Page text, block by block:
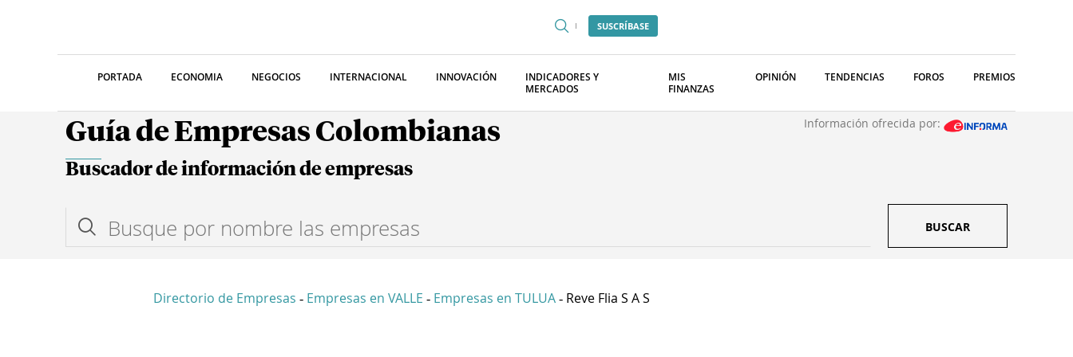
SUSCRÍBASE
PORTADA ECONOMIA NEGOCIOS INTERNACIONAL INNOVACIÓN
INDICADORES Y
MERCADOS
MIS
FINANZAS
OPINIÓN TENDENCIAS FOROS PREMIOS
Guía de Empresas Colombianas Información ofrecida por:
Buscador de información de empresas
BUSCAR
Directorio de Empresas - Empresas en VALLE - Empresas en TULUA - Reve Flia S A S